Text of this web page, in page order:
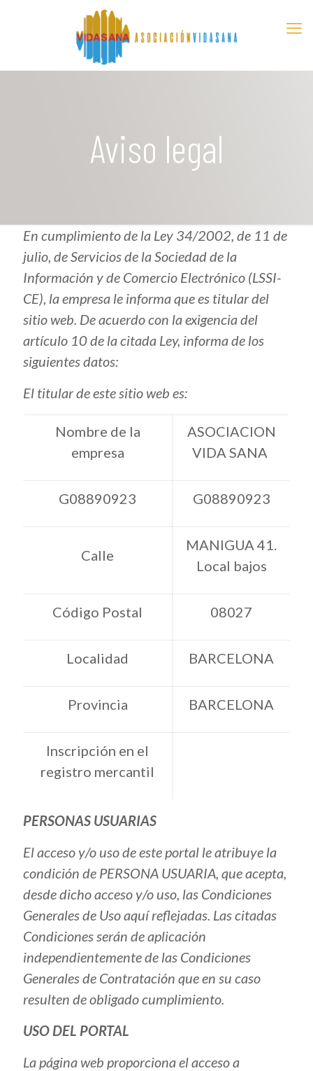
Aviso legal
En cumplimiento de la Ley 34/2002, de 11 de
julio, de Servicios de la Sociedad de la
Información y de Comercio Electrónico (LSSI-
CE), la empresa le informa que es titular del
sitio web. De acuerdo con la exigencia del
artículo 10 de la citada Ley, informa de los
siguientes datos:
El titular de este sitio web es:
Nombre de la
empresa
ASOCIACION
VIDA SANA
G08890923 G08890923
Calle
MANIGUA 41.
Local bajos
Código Postal 08027
Localidad BARCELONA
Provincia BARCELONA
Inscripción en el
registro mercantil
PERSONAS USUARIAS
El acceso y/o uso de este portal le atribuye la
condición de PERSONA USUARIA, que acepta,
desde dicho acceso y/o uso, las Condiciones
Generales de Uso aquí reflejadas. Las citadas
Condiciones serán de aplicación
independientemente de las Condiciones
Generales de Contratación que en su caso
resulten de obligado cumplimiento.
USO DEL PORTAL
La página web proporciona el acceso a